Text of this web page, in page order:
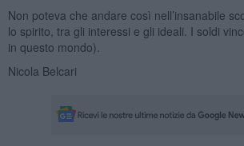
Non poteva che andare così nell’insanabile
lo spirito, tra gli interessi e gli ideali. I soldi
in questo mondo).
Nicola Belcari